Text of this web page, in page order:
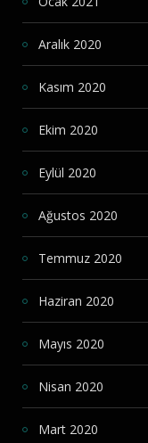
Aralık 2020
Kasım 2020
Ekim 2020
Eylül 2020
Ağustos 2020
Temmuz 2020
Haziran 2020
Mayıs 2020
Nisan 2020
Mart 2020